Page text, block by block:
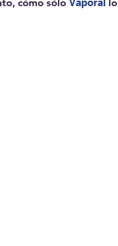
Vaporal